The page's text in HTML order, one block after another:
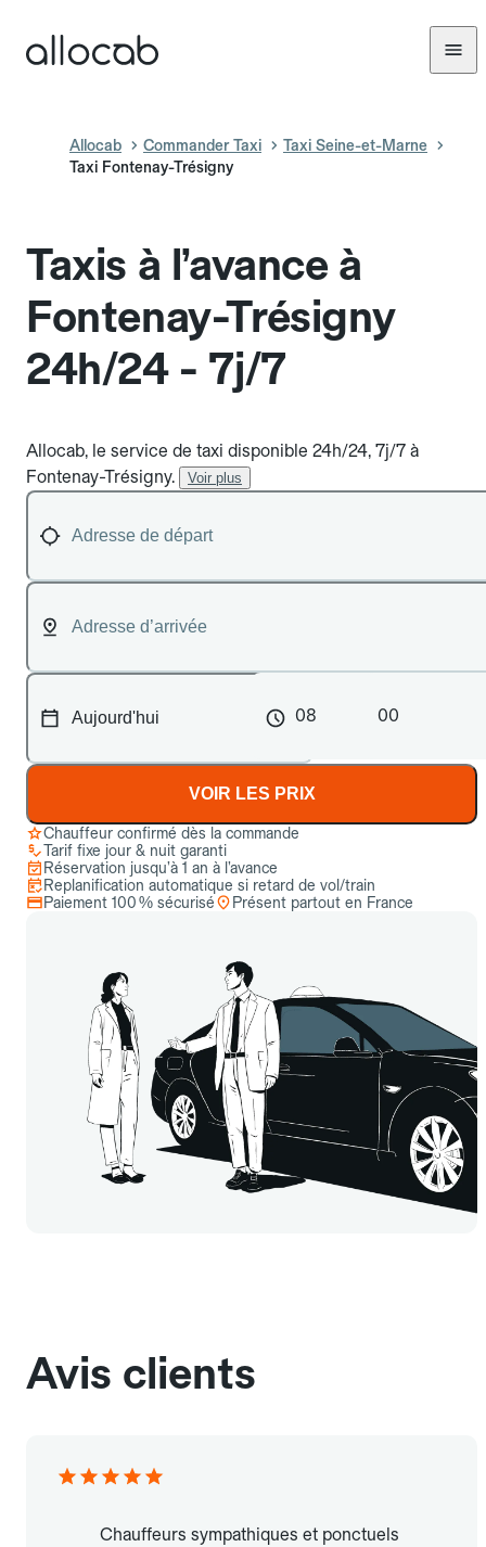
Allocab Commander Taxi
Taxi Seine-et-Marne
Taxi Fontenay-Trésigny
Taxis à l’avance à
Fontenay-Trésigny
24h/24 - 7j/7
Allocab, le service de taxi disponible 24h/24, 7j/7 à
Fontenay-Trésigny.
Voir plus
08 00
VOIR LES PRIX
Chauffeur confirmé dès la commande
Tarif fixe jour & nuit garanti
Réservation jusqu’à 1 an à l’avance
Replanification automatique si retard de vol/train
Paiement 100 % sécurisé
Présent partout en France
Avis clients
Chauffeurs sympathiques et ponctuels